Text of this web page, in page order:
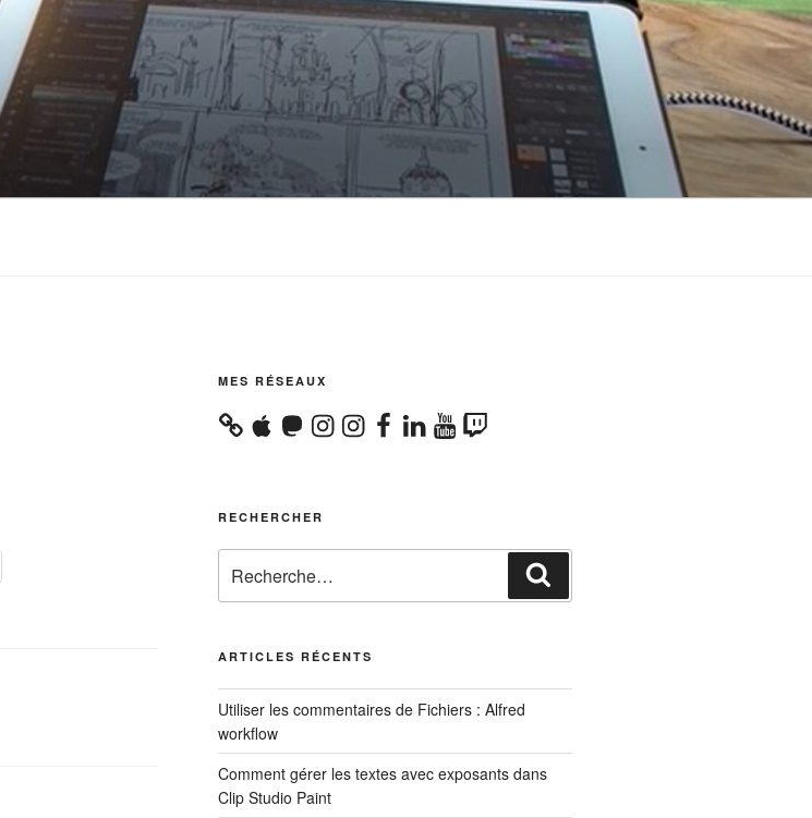
MES RÉSEAUX
AppleMastodon
Instagram
InstagramFacebook
LinkedInYouTube
Twitch
RECHERCHER
pour
:
ARTICLES RÉCENTS
Utiliser les commentaires de Fichiers : Alfred
workflow
Comment gérer les textes avec exposants dans
Clip Studio Paint